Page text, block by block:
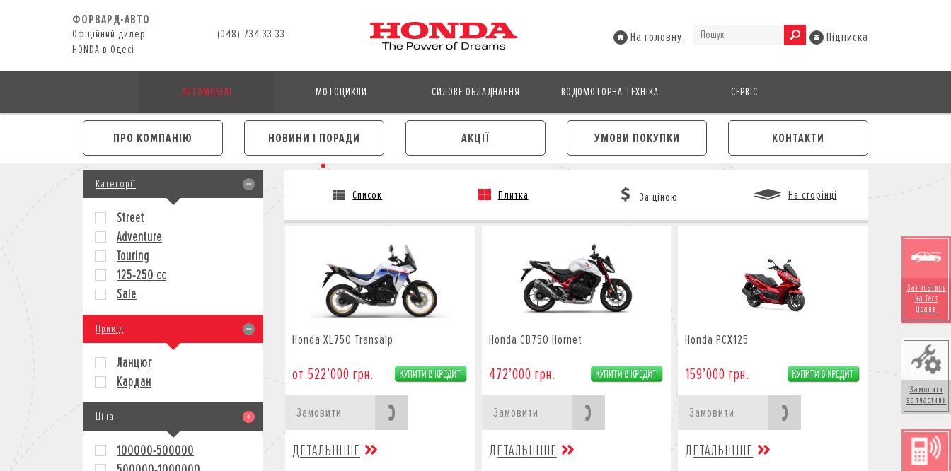
ФОРВАРД-АВТО
Офіційний дилер
HONDA в Одесі
(048) 734 33 33 На головну Підписка
АВТОМОБІЛІ МОТОЦИКЛИ СИЛОВЕ ОБЛАДНАННЯ ВОДОМОТОРНА ТЕХНІКА СЕРВІС
ПРО КОМПАНІЮ НОВИНИ І ПОРАДИ АКЦІЇ УМОВИ ПОКУПКИ
СТРАХУВАННЯ
КОРПОРАТИВНИМ КЛІЄНТАМ
КОРПОРАТИВНИМ КЛІЄНТАМ
КОНТАКТИ
Записатись
на Тест
Драйв
Замовити
запчастини
Категорії
Street
Adventure
Touring
125-250 cc
Sale
Привід
Ланцюг
Кардан
Ціна
100000-500000
Список Плитка За ціною На сторінці
Honda XL750 Transalp
от 522’000 грн.
Замовити
ДЕТАЛЬНІШЕ
Honda CB750 Hornet
472’000 грн.
Замовити
ДЕТАЛЬНІШЕ
Honda PCX125
159’000 грн.
Замовити
ДЕТАЛЬНІШЕ